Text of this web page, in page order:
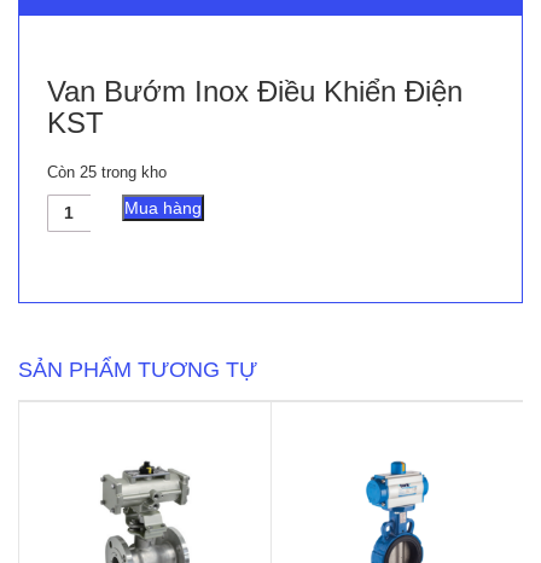
Van Bướm Inox Điều Khiển Điện
KST
Còn 25 trong kho
Van
lượng
Mua hàng
SẢN PHẨM TƯƠNG TỰ